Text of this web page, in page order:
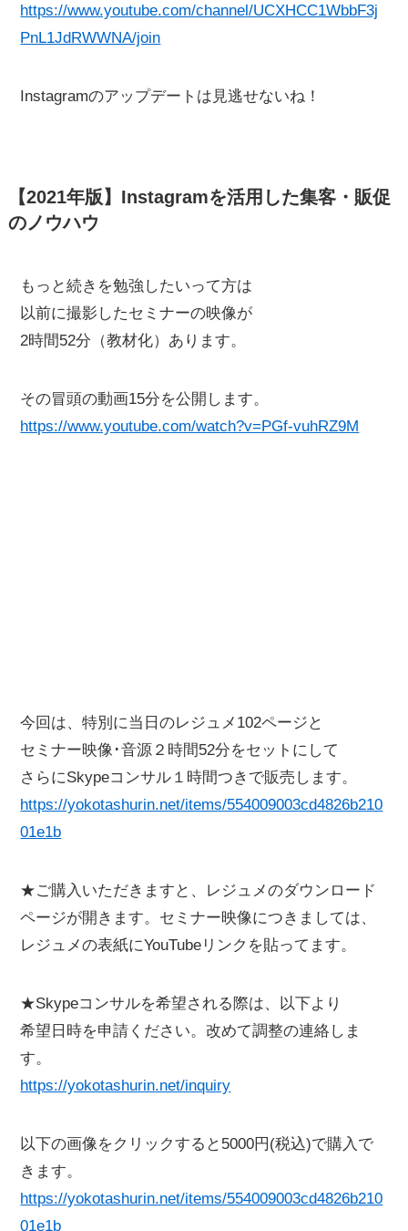
https://www.youtube.com/channel/UCXHCC1WbbF3j
PnL1JdRWWNA/join
Instagramのアップデートは見逃せないね！
【2021年版】Instagramを活用した集客・販促
のノウハウ
もっと続きを勉強したいって方は
以前に撮影したセミナーの映像が
2時間52分（教材化）あります。
その冒頭の動画15分を公開します。
https://www.youtube.com/watch?v=PGf-vuhRZ9M
今回は、特別に当日のレジュメ102ページと
セミナー映像･音源２時間52分をセットにして
さらにSkypeコンサル１時間つきで販売します。
https://yokotashurin.net/items/554009003cd4826b210
01e1b
★ご購入いただきますと、レジュメのダウンロード
ページが開きます。セミナー映像につきましては、
レジュメの表紙にYouTubeリンクを貼ってます。
★Skypeコンサルを希望される際は、以下より
希望日時を申請ください。改めて調整の連絡しま
す。
https://yokotashurin.net/inquiry
以下の画像をクリックすると5000円(税込)で購入で
きます。
https://yokotashurin.net/items/554009003cd4826b210
01e1b